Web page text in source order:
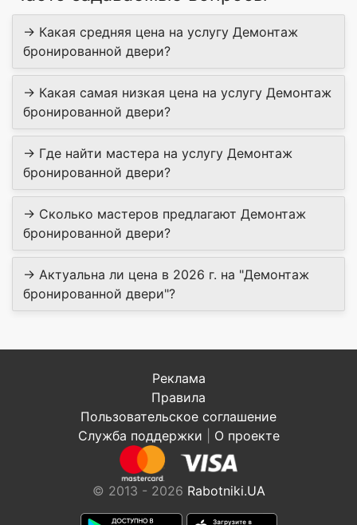
→ Какая средняя цена на услугу Демонтаж
бронированной двери?
→ Какая самая низкая цена на услугу Демонтаж
бронированной двери?
→ Где найти мастера на услугу Демонтаж
бронированной двери?
→ Сколько мастеров предлагают Демонтаж
бронированной двери?
→ Актуальна ли цена в 2026 г. на "Демонтаж
бронированной двери"?
Реклама
Правила
Пользовательское соглашение
Служба поддержки
О проекте
© 2013 - 2026 Rabotniki.UA